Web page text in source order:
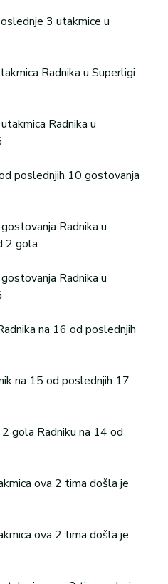
3 utakmice u
Radnika u Superligi
Radnika u
poslednjih 10 gostovanja
Radnika u
2 gola
Radnika u
na 16 od poslednjih
na 15 od poslednjih 17
gola Radniku na 14 od
ova 2 tima došla je
ova 2 tima došla je